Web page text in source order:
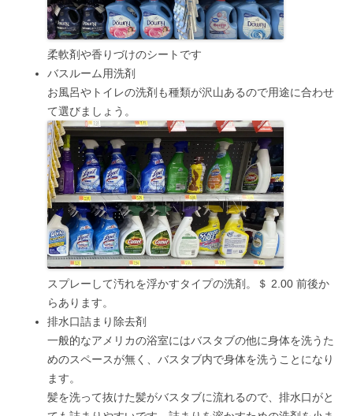
柔軟剤や香りづけのシートです
バスルーム用洗剤
お風呂やトイレの洗剤も種類が沢山あるので用途に合わせ
て選びましょう。
スプレーして汚れを浮かすタイプの洗剤。＄ 2.00 前後か
らあります。
排水口詰まり除去剤
一般的なアメリカの浴室にはバスタブの他に身体を洗うた
めのスペースが無く、バスタブ内で身体を洗うことになり
ます。
髪を洗って抜けた髪がバスタブに流れるので、排水口がと